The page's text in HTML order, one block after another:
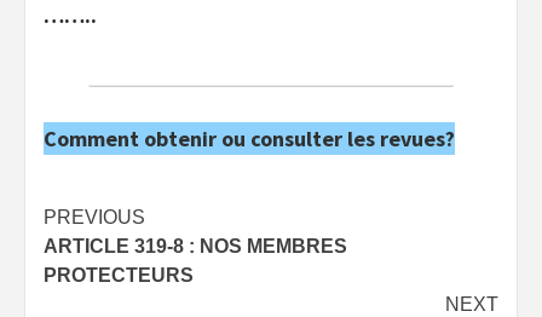
……..
Comment obtenir ou consulter les revues?
Post
navigation
PREVIOUS
ARTICLE 319-8 : NOS MEMBRES
PROTECTEURS
NEXT